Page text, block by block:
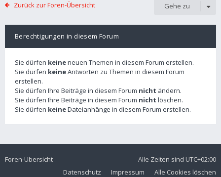
Zurück zur Foren-Übersicht Gehe zu
Berechtigungen in diesem Forum
Sie dürfen keineneuen Themen in diesem Forum erstellen.
Sie dürfen keineAntworten zu Themen in diesem Forum
erstellen.
Sie dürfen Ihre Beiträge in diesem Forum nicht ändern.
Sie dürfen Ihre Beiträge in diesem Forum nicht löschen.
Sie dürfen keineDateianhänge in diesem Forum erstellen.
Foren-Übersicht Alle Zeiten sind UTC+02:00
Alle Cookies löschen
Impressum
Datenschutz